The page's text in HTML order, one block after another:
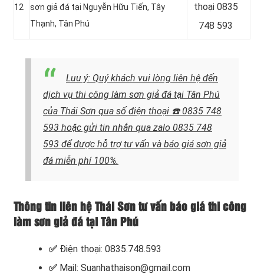
12
sơn giả đá tại Nguyễn Hữu Tiến, Tây
Thạnh, Tân Phú
thoại 0835
748 593
Luu ý: Quý khách vui lòng liên hệ đến
dịch vụ thi công làm sơn giả đá tại Tân Phú
của Thái Sơn qua số điện thoại ☎️ 0835 748
593 hoặc gửi tin nhắn qua zalo 0835 748
593 để được hỗ trợ tư vấn và báo giá sơn giả
đá miễn phí 100%.
Thông tin liên hệ Thái Sơn tư vấn báo giá thi công
làm sơn giả đá tại Tân Phú
✅ Điện thoại: 0835.748.593
✅ Mail: Suanhathaison@gmail.com